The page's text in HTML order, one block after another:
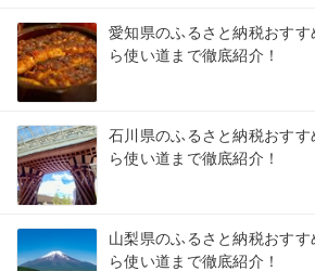
愛知県のふるさと納税おす
ら使い道まで徹底紹介！
石川県のふるさと納税おす
ら使い道まで徹底紹介！
山梨県のふるさと納税おす
ら使い道まで徹底紹介！